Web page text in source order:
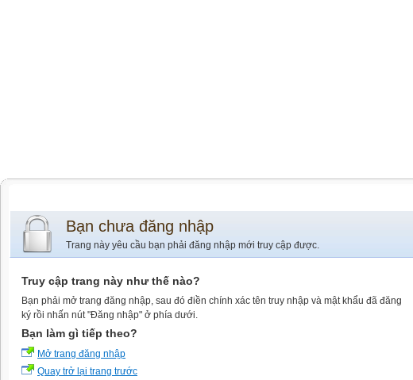
Bạn chưa đăng nhập
Trang này yêu cầu bạn phải đăng nhập mới truy cập được.
Truy cập trang này như thế nào?
Bạn phải mở trang đăng nhập, sau đó điền chính xác tên truy nhập và mật khẩu đã đăng
ký rồi nhấn nút "Đăng nhập" ở phía dưới.
Bạn làm gì tiếp theo?
Mở trang đăng nhập
Quay trở lại trang trước